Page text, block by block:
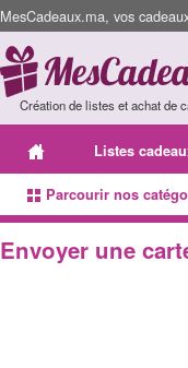
MesCadeaux.ma, vos
Création de listes et achat de
Listes
Parcourir nos
Envoyer une